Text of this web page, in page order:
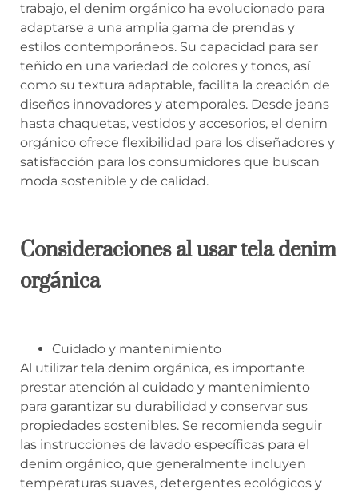
trabajo, el denim orgánico ha evolucionado para
adaptarse a una amplia gama de prendas y
estilos contemporáneos. Su capacidad para ser
teñido en una variedad de colores y tonos, así
como su textura adaptable, facilita la creación de
diseños innovadores y atemporales. Desde jeans
hasta chaquetas, vestidos y accesorios, el denim
orgánico ofrece flexibilidad para los diseñadores y
satisfacción para los consumidores que buscan
moda sostenible y de calidad.
Consideraciones al usar tela denim
orgánica
Cuidado y mantenimiento
Al utilizar tela denim orgánica, es importante
prestar atención al cuidado y mantenimiento
para garantizar su durabilidad y conservar sus
propiedades sostenibles. Se recomienda seguir
las instrucciones de lavado específicas para el
denim orgánico, que generalmente incluyen
temperaturas suaves, detergentes ecológicos y